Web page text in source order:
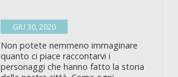
GIU 30, 2020
Non potete nemmeno immaginare
quanto ci piace raccontarvi i
personaggi che hanno fatto la storia